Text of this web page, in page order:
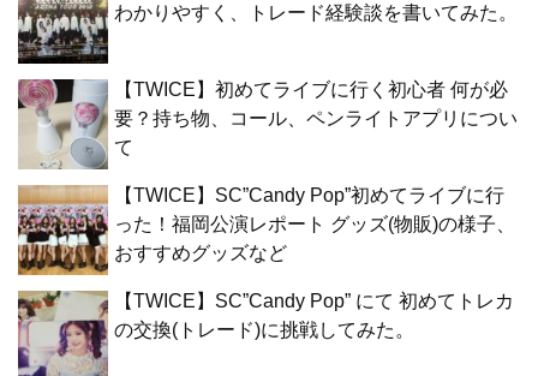
わかりやすく、トレード経験談を書いてみた。
【TWICE】初めてライブに行く初心者 何が必
要？持ち物、コール、ペンライトアプリについ
て
【TWICE】SC”Candy Pop”初めてライブに行
った！福岡公演レポート グッズ(物販)の様子、
おすすめグッズなど
【TWICE】SC”Candy Pop” にて 初めてトレカ
の交換(トレード)に挑戦してみた。